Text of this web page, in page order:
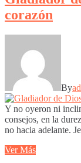
corazón
By
Y no oyeron ni
consejos, en la
no hacia adelante.
Ver Más